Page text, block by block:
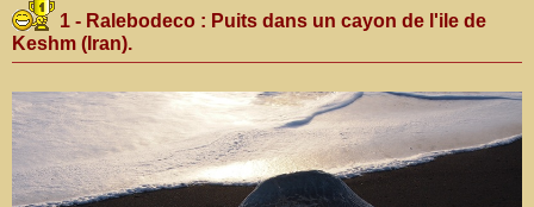
1 - Ralebodeco : Puits dans un cayon de l'ile de
Keshm (Iran).